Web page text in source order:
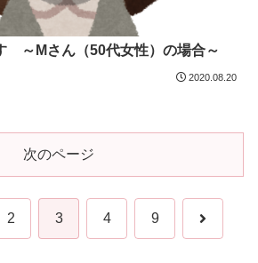
～Mさん（50代女性）の場合～
2020.08.20
次のページ
2 3 4 9 次